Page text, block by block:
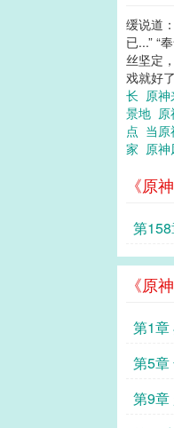
缓说道
已...” “
丝坚定
戏就好
长 原
景地
点 当
家 原
《原
第
《原
第1章
第5章
第9章